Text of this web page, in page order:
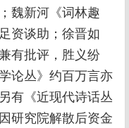
魏新河《词林趣
资谈助；徐晋如
有批评，胜义纷
论丛》约百万言亦
有《近现代诗话丛
研究院解散后资金